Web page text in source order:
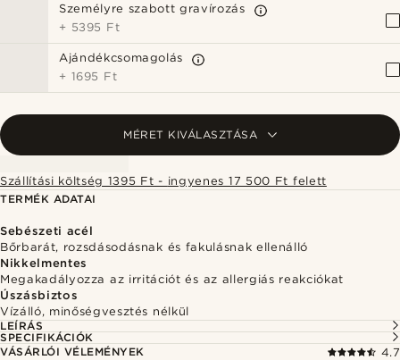
Személyre szabott gravírozás
+ 5395 Ft
Ajándékcsomagolás
+ 1695 Ft
MÉRET KIVÁLASZTÁSA
Szállítási költség 1395 Ft - ingyenes 17 500 Ft felett
TERMÉK ADATAI
Sebészeti acél
Bőrbarát, rozsdásodásnak és fakulásnak ellenálló
Nikkelmentes
Megakadályozza az irritációt és az allergiás reakciókat
Úszásbiztos
Vízálló, minőségvesztés nélkül
LEÍRÁS
SPECIFIKÁCIÓK
VÁSÁRLÓI VÉLEMÉNYEK
4.7